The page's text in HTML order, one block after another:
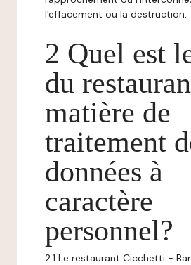
l'effacement ou la destruction.
2 Quel est
du
matière de
traitement
données à
caractère
personnel?
2.1 Le restaurant Cicchetti -